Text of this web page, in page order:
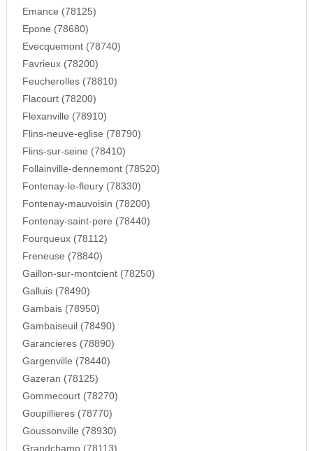
Emance (78125)
Epone (78680)
Evecquemont (78740)
Favrieux (78200)
Feucherolles (78810)
Flacourt (78200)
Flexanville (78910)
Flins-neuve-eglise (78790)
Flins-sur-seine (78410)
Follainville-dennemont (78520)
Fontenay-le-fleury (78330)
Fontenay-mauvoisin (78200)
Fontenay-saint-pere (78440)
Fourqueux (78112)
Freneuse (78840)
Gaillon-sur-montcient (78250)
Galluis (78490)
Gambais (78950)
Gambaiseuil (78490)
Garancieres (78890)
Gargenville (78440)
Gazeran (78125)
Gommecourt (78270)
Goupillieres (78770)
Goussonville (78930)
Grandchamp (78113)